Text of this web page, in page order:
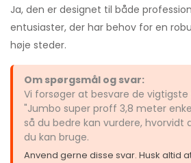
Ja, den er designet til både
entusiaster, der har behov for en
høje steder.
Om spørgsmål og svar:
Vi forsøger at besvare de
"Jumbo super proff 3,8 meter
så du bedre kan vurdere, hvorvidt
du kan bruge.
Anvend gerne disse svar. Husk altid